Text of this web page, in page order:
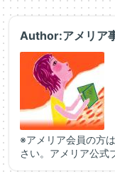
Author:アメリア
※アメリア会員の方は
さい。アメリア公式